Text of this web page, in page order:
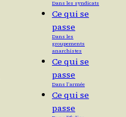
Dans les syndicats
Ce qui se
passe
Dans les
groupements
anarchistes
Ce qui se
passe
Dans l’armée
Ce qui se
passe